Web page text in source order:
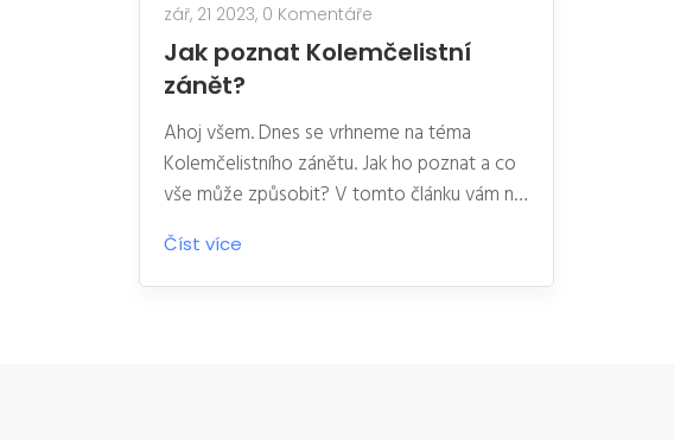
zář, 21 2023, 0 Komentáře
Jak poznat Kolemčelistní
zánět?
Ahoj všem. Dnes se vrhneme na téma
Kolemčelistního zánětu. Jak ho poznat a co
vše může způsobit? V tomto článku vám na
těchto a další otázky odpovíme. Pokud
máte pocit, že byste mohli trpět tímto
zánětem, tento článek je přímo pro vás.
Číst více